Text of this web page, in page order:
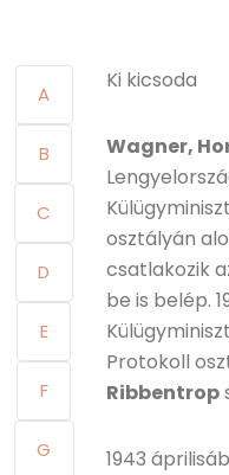
A
B
C
D
E
F
G
Ki kicsoda
Wagner,
osztályán
csatlakozik
be is belép.
Protokoll
Ribbentrop
1943